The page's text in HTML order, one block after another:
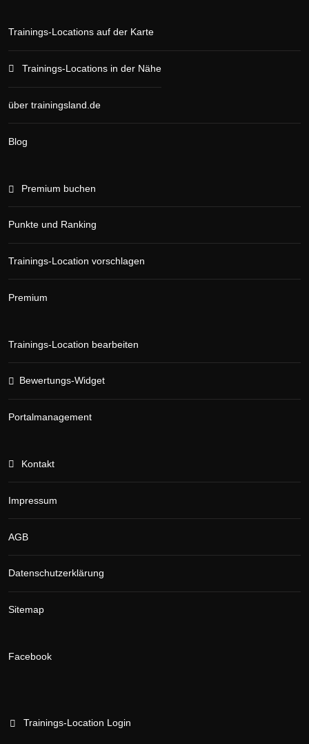
Trainings-Locations auf der Karte
Trainings-Locations in der Nähe
über trainingsland.de
Blog
Premium buchen
Punkte und Ranking
Trainings-Location vorschlagen
Premium
Trainings-Location bearbeiten
Bewertungs-Widget
Portalmanagement
Kontakt
Impressum
AGB
Datenschutzerklärung
Sitemap
Facebook
Trainings-Location Login